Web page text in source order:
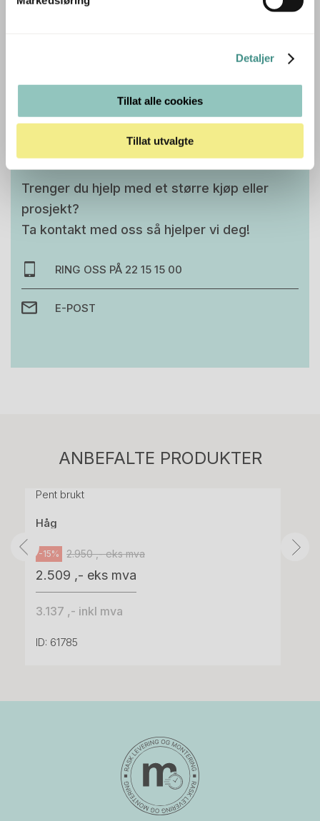
Detaljer
Tillat alle cookies
Tillat utvalgte
Tilleggsinfo
Trenger du hjelp med et større kjøp eller
prosjekt?
Ta kontakt med oss så hjelper vi deg!
RING OSS PÅ 22 15 15 00
E-POST
ANBEFALTE PRODUKTER
H05 5600 Swingback-armlene Mørk
Pent brukt
Håg
-15% 2.950 ,- eks mva
2.509 ,- eks mva
3.137 ,- inkl mva
ID: 61785